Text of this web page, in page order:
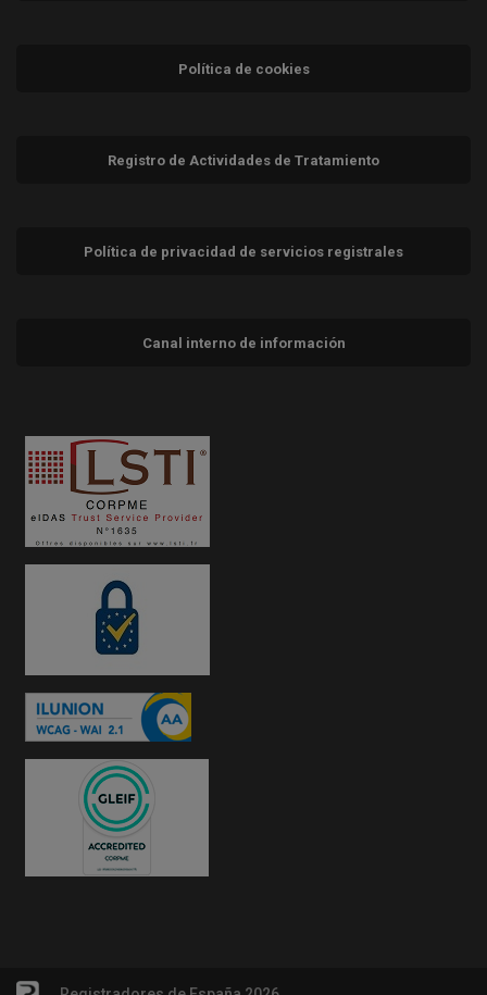
Política de cookies
Registro de Actividades de Tratamiento
Política de privacidad de servicios registrales
Canal interno de información